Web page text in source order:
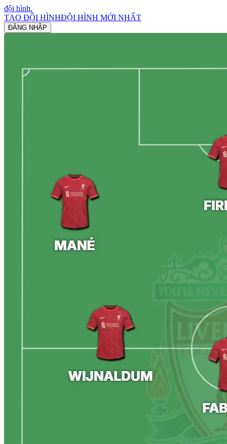
đội hình.
TẠO ĐỘI HÌNHĐỘI HÌNH MỚI NHẤT
ĐĂNG NHẬP